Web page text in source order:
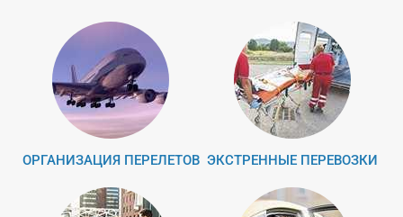
ОРГАНИЗАЦИЯ ПЕРЕЛЕТОВ ЭКСТРЕННЫЕ ПЕРЕВОЗКИ